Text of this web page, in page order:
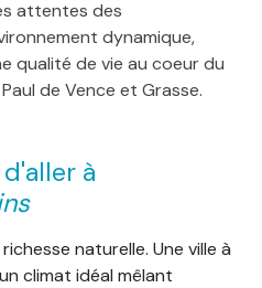
attentes des
dynamique,
qualité de vie au coeur du
de Vence et Grasse.
à
naturelle. Une ville à
climat idéal mêlant